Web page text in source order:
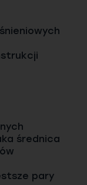
średnica
pary